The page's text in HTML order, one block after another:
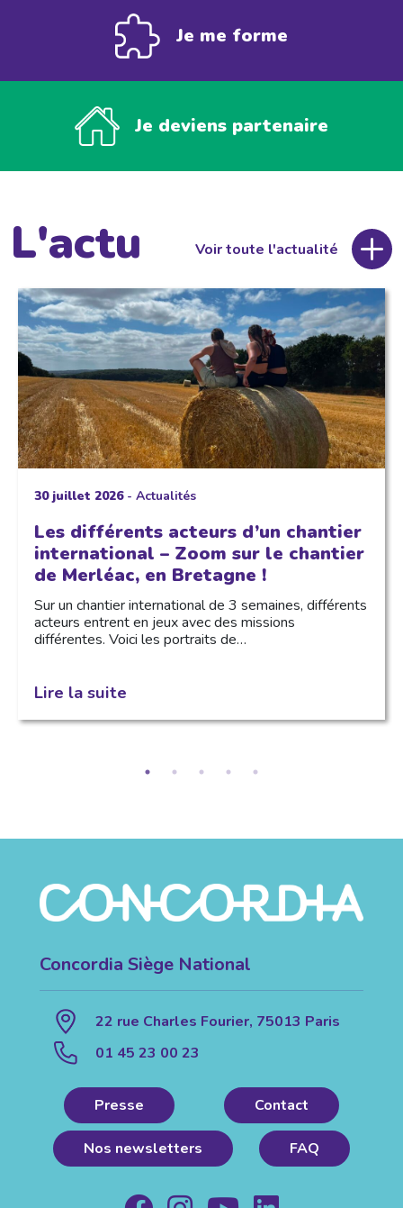
Je me forme
Je deviens partenaire
L'actu Voir toute l'actualité
30 juillet 2026- Actualités
Les différents acteurs d’un chantier
international – Zoom sur le chantier
de Merléac, en Bretagne !
Sur un chantier international de 3 semaines, différents
acteurs entrent en jeux avec des missions
différentes. Voici les portraits de…
Lire la suite
Concordia Siège National
22 rue Charles Fourier, 75013 Paris
01 45 23 00 23
Presse Contact
Nos newsletters FAQ